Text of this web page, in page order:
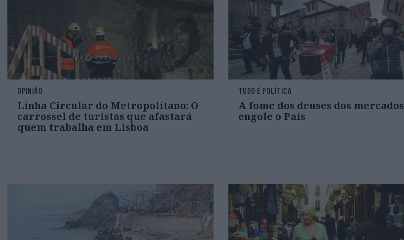
OPINIÃO
Linha Circular do Metropolitano: O
carrossel de turistas que afastará
quem trabalha em Lisboa
TUDO É POLÍTICA
A fome dos deuses dos mercados
engole o País